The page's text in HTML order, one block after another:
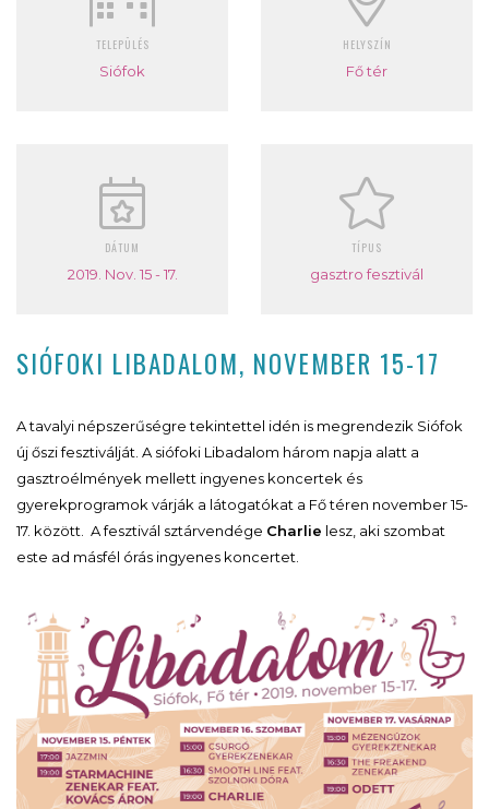
TELEPÜLÉS
Siófok
HELYSZÍN
Fő tér
DÁTUM
2019. Nov. 15 - 17.
TÍPUS
gasztro fesztivál
SIÓFOKI LIBADALOM, NOVEMBER 15-17
A tavalyi népszerűségre tekintettel idén is megrendezik Siófok
új őszi fesztiválját. A siófoki Libadalom három napja alatt a
gasztroélmények mellett ingyenes koncertek és
gyerekprogramok várják a látogatókat a Fő téren november 15-
17. között. A fesztivál sztárvendége Charlie lesz, aki szombat
este ad másfél órás ingyenes koncertet.